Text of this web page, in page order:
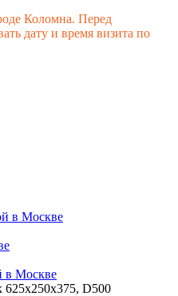
Коломна. Перед
дату и время визита по
в Москве
в Москве
D500